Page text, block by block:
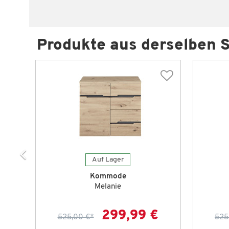
Produkte aus derselben
Auf Lager
Kommode
Melanie
525,00 €* 299,99 €